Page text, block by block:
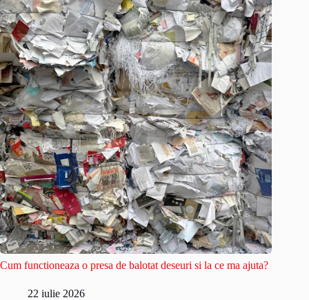
Cum functioneaza o presa de balotat deseuri si la ce ma ajuta?
22 iulie 2026